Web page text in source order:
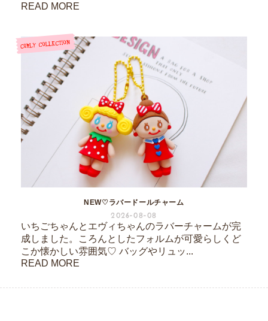
READ MORE
NEW♡ラバードールチャーム
2026-08-08
いちごちゃんとエヴィちゃんのラバーチャームが完
成しました。ころんとしたフォルムが可愛らしくど
こか懐かしい雰囲気♡ バッグやリュッ...
READ MORE